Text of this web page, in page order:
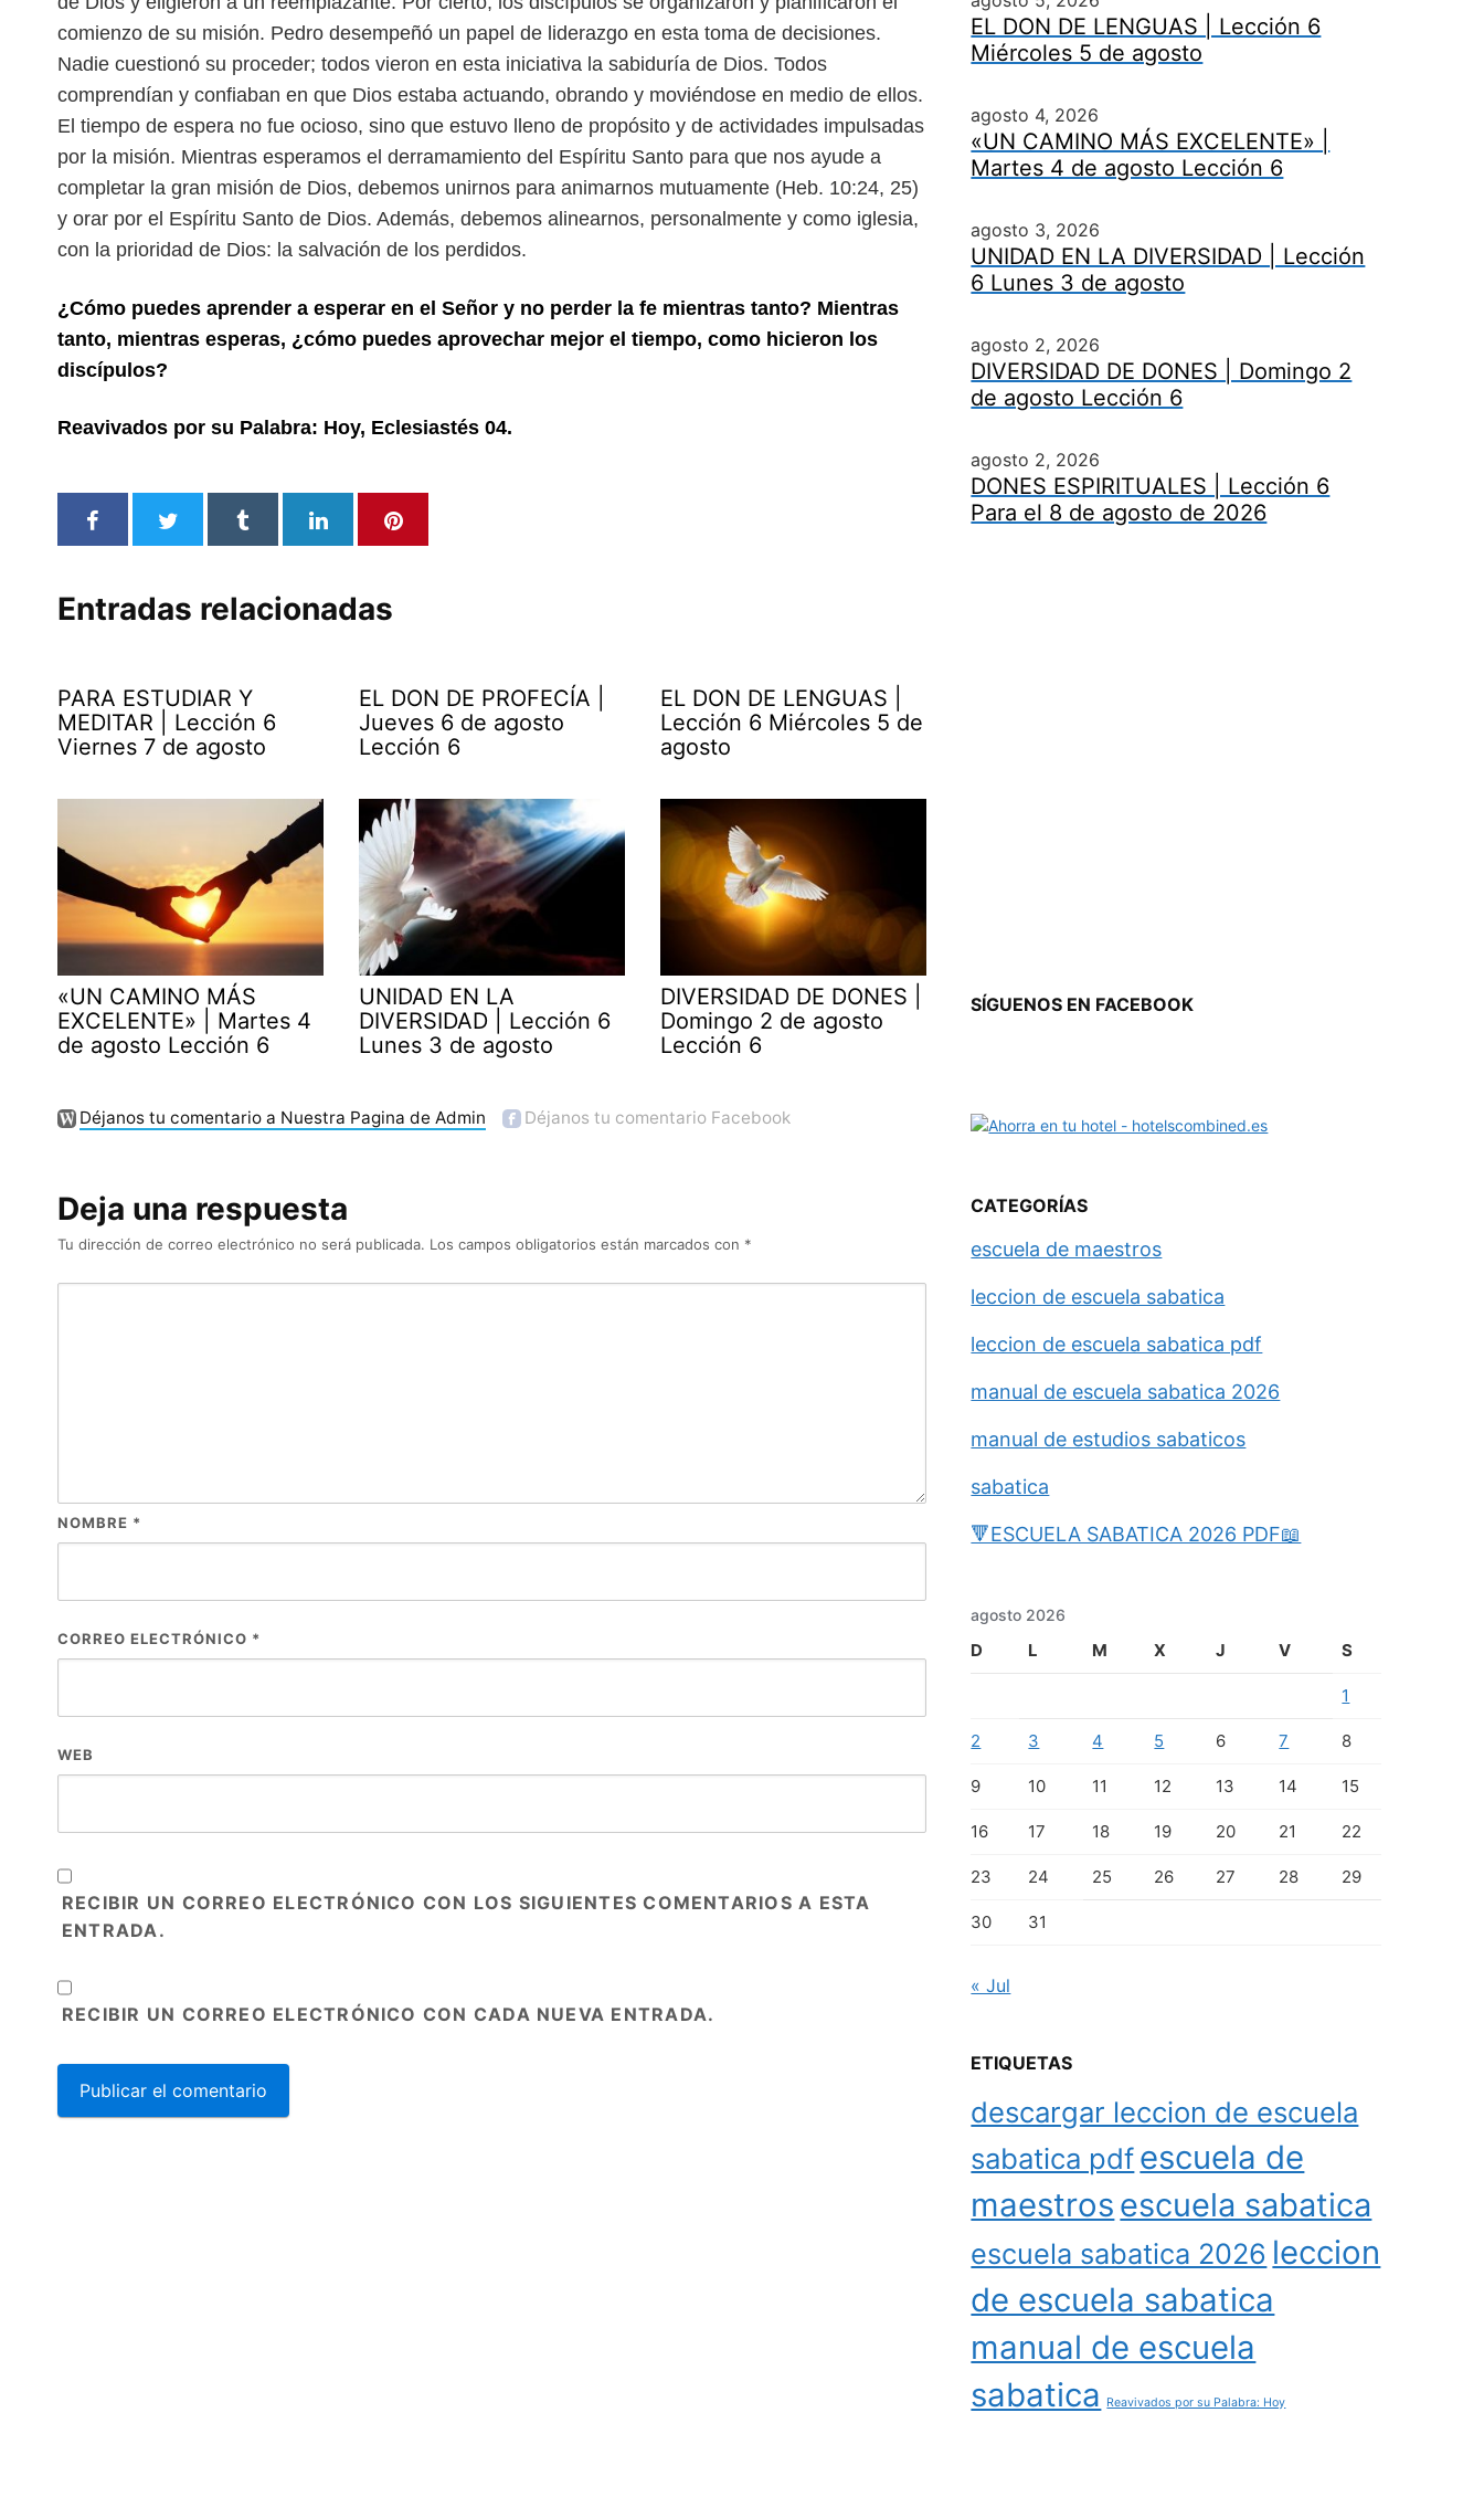
comienzo de su misión. Pedro desempeñó un papel de liderazgo en esta toma de decisiones.
Nadie cuestionó su proceder; todos vieron en esta iniciativa la sabiduría de Dios. Todos
comprendían y confiaban en que Dios estaba actuando, obrando y moviéndose en medio de ellos.
El tiempo de espera no fue ocioso, sino que estuvo lleno de propósito y de actividades impulsadas
por la misión. Mientras esperamos el derramamiento del Espíritu Santo para que nos ayude a
completar la gran misión de Dios, debemos unirnos para animarnos mutuamente (Heb. 10:24, 25)
y orar por el Espíritu Santo de Dios. Además, debemos alinearnos, personalmente y como iglesia,
con la prioridad de Dios: la salvación de los perdidos.
¿Cómo puedes aprender a esperar en el Señor y no perder la fe mientras tanto? Mientras
tanto, mientras esperas, ¿cómo puedes aprovechar mejor el tiempo, como hicieron los
discípulos?
Reavivados por su Palabra: Hoy, Eclesiastés 04.
Entradas relacionadas
PARA ESTUDIAR Y
MEDITAR | Lección 6
Viernes 7 de agosto
EL DON DE PROFECÍA |
Jueves 6 de agosto
Lección 6
EL DON DE LENGUAS |
Lección 6 Miércoles 5 de
agosto
«UN CAMINO MÁS
EXCELENTE» | Martes 4
de agosto Lección 6
UNIDAD EN LA
DIVERSIDAD | Lección 6
Lunes 3 de agosto
DIVERSIDAD DE DONES |
Domingo 2 de agosto
Lección 6
Déjanos tu comentario a Nuestra Pagina de Admin Déjanos tu comentario Facebook
Deja una respuesta
Tu dirección de correo electrónico no será publicada. Los campos obligatorios están marcados con *
NOMBRE *
CORREO ELECTRÓNICO *
WEB
RECIBIR UN CORREO ELECTRÓNICO CON LOS SIGUIENTES COMENTARIOS A ESTA
ENTRADA.
RECIBIR UN CORREO ELECTRÓNICO CON CADA NUEVA ENTRADA.
EL DON DE LENGUAS | Lección 6
Miércoles 5 de agosto
agosto 4, 2026
«UN CAMINO MÁS EXCELENTE» |
Martes 4 de agosto Lección 6
agosto 3, 2026
UNIDAD EN LA DIVERSIDAD | Lección
6 Lunes 3 de agosto
agosto 2, 2026
DIVERSIDAD DE DONES | Domingo 2
de agosto Lección 6
agosto 2, 2026
DONES ESPIRITUALES | Lección 6
Para el 8 de agosto de 2026
SÍGUENOS EN FACEBOOK
CATEGORÍAS
escuela de maestros
leccion de escuela sabatica
leccion de escuela sabatica pdf
manual de escuela sabatica 2026
manual de estudios sabaticos
sabatica
🔻ESCUELA SABATICA 2026 PDF📖
agosto 2026
D L M X J V S
1
2 3 4 5 6 7 8
9 10 11 12 13 14 15
16 17 18 19 20 21 22
23 24 25 26 27 28 29
30 31
« Jul
ETIQUETAS
descargar leccion de escuela
sabatica pdfescuela de
maestros escuela sabatica
escuela sabatica 2026 leccion
de escuela sabatica
manual de escuela
sabatica
Reavivados por su Palabra: Hoy